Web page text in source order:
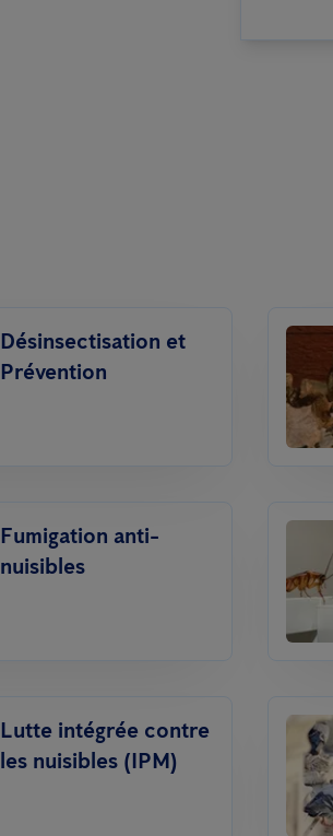
Désinsectisation et
Prévention
Fumigation anti-
nuisibles
Lutte intégrée contre
les nuisibles (IPM)